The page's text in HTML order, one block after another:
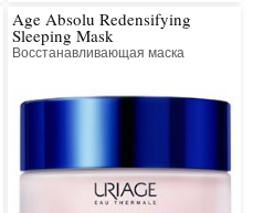
Age Absolu Redensifying
Sleeping Mask
Восстанавливающая маска